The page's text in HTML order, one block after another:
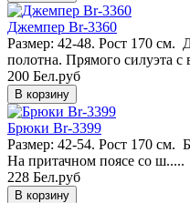
Джемпер Br-3360
Размер: 42-48. Рост 170 см.
полотна. Прямого силуэта с
200 Бел.руб
Брюки Br-3399
Размер: 42-54. Рост 170 см.
На притачном поясе со ш.....
228 Бел.руб